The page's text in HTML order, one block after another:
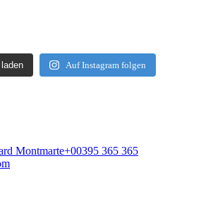
Auf Instagram folgen
Montmarte+00395 365 365